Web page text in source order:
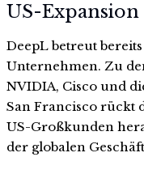
US-
DeepL betreut
Unternehmen. Zu
NVIDIA, Cisco und
San Francisco rückt
US-Großkunden
der globalen